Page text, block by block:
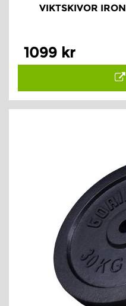
VIKTSKIVOR
1099 kr